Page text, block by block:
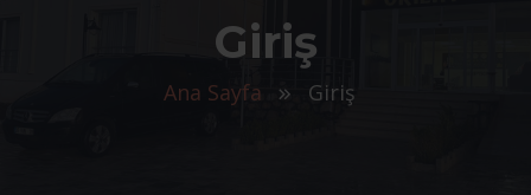
Giriş
Ana Sayfa Giriş